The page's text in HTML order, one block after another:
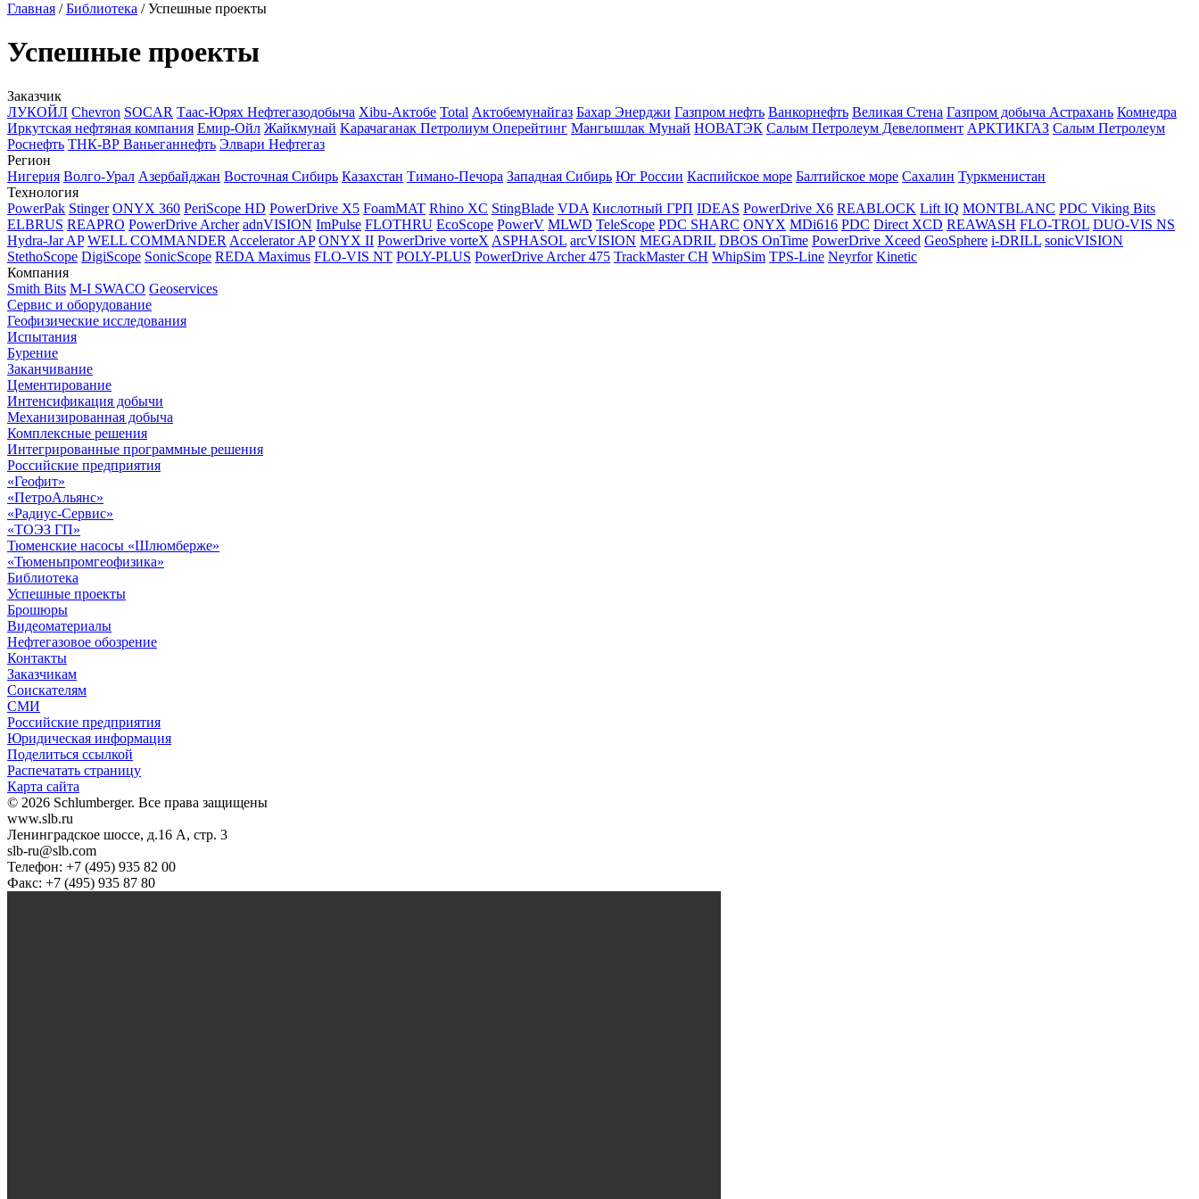
Главная /Библиотека /Успешные проекты
Успешные проекты
Заказчик
ЛУКОЙЛ Chevron SOCAR Таас-Юрях Нефтегазодобыча Xibu-Актобе Total Актобемунайгаз Бахар Энерджи Газпром нефть Ванкорнефть Великая Стена Газпром добыча Астрахань Комнедра
Иркутская нефтяная компания Емир-Ойл Жайкмунай Kарачаганак Петролиум Оперейтинг Мангышлак Мунай НОВАТЭК Салым Петролеум Девелопмент АРКТИКГАЗ Салым Петролеум
Роснефть ТНК-ВР Ваньеганнефть Элвари Нефтегаз
Регион
Нигерия Волго-Урал Азербайджан Восточная Сибирь Казахстан Тимано-Печора Западная Сибирь Юг России Каспийское море Балтийское море Сахалин Туркменистан
Технология
PowerPak Stinger ONYX 360 PeriScope HD PowerDrive X5 FoamMAT Rhino XC StingBlade VDA Кислотный ГРП IDEAS PowerDrive X6 REABLOCK Lift IQ MONTBLANC PDC Viking Bits
ELBRUS REAPRO PowerDrive Archer adnVISION ImPulse FLOTHRU EcoScope PowerV MLWD TeleScope PDC SHARC ONYX MDi616 PDC Direct XCD REAWASH FLO-TROL DUO-VIS NS
Hydra-Jar AP WELL COMMANDER Accelerator AP ONYX II PowerDrive vorteX ASPHASOL arcVISION MEGADRIL DBOS OnTime PowerDrive Xceed GeoSphere i-DRILL sonicVISION
StethoScope DigiScope SonicScope REDA Maximus FLO-VIS NT POLY-PLUS PowerDrive Archer 475 TrackMaster CH WhipSim TPS-Line Neyrfor Kinetic
Компания
Smith Bits M-I SWACO Geoservices
Сервис и оборудование
Геофизические исследования
Испытания
Бурение
Заканчивание
Цементирование
Интенсификация добычи
Механизированная добыча
Комплексные решения
Интегрированные программные решения
Российские предприятия
«Геофит»
«ПетроАльянс»
«Радиус-Сервис»
«ТОЭЗ ГП»
Тюменские насосы «Шлюмберже»
«Тюменьпромгеофизика»
Библиотека
Успешные проекты
Брошюры
Видеоматериалы
Нефтегазовое обозрение
Контакты
Заказчикам
Соискателям
СМИ
Российские предприятия
Юридическая информация
Поделиться ссылкой
Распечатать страницу
Карта сайта
© 2026 Schlumberger. Все права защищены
www.slb.ru
Ленинградское шоссе, д.16 А, стр. 3
slb-ru@slb.com
Телефон: +7 (495) 935 82 00
Факс: +7 (495) 935 87 80